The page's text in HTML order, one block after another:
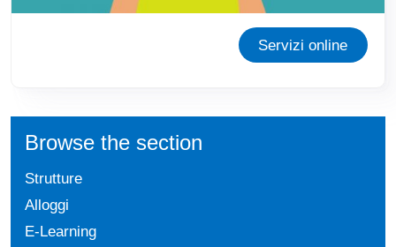
Servizi online
Browse the section
Strutture
Alloggi
E-Learning